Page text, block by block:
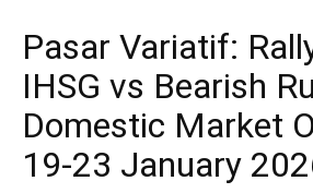
Pasar Variatif:
IHSG vs Bearish
Domestic Market
19-23 January